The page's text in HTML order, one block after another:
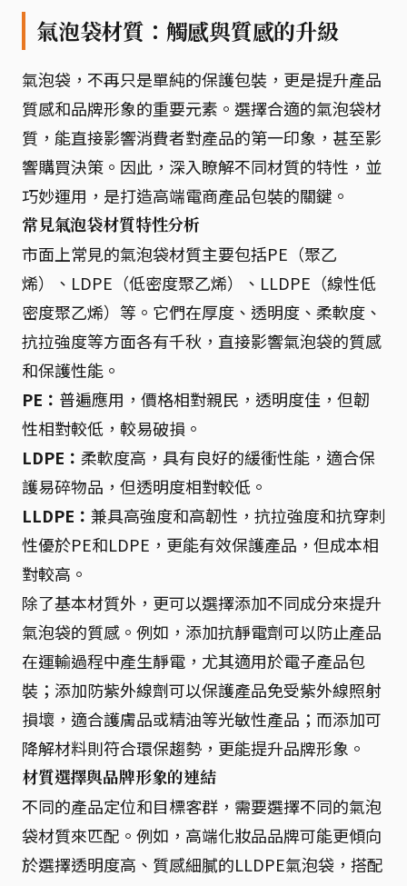
氣泡袋材質：觸感與質感的升級
氣泡袋，不再只是單純的保護包裝，更是提升產品
質感和品牌形象的重要元素。選擇合適的氣泡袋材
質，能直接影響消費者對產品的第一印象，甚至影
響購買決策。因此，深入瞭解不同材質的特性，並
巧妙運用，是打造高端電商產品包裝的關鍵。
常見氣泡袋材質特性分析
市面上常見的氣泡袋材質主要包括PE（聚乙
烯）、LDPE（低密度聚乙烯）、LLDPE（線性低
密度聚乙烯）等。它們在厚度、透明度、柔軟度、
抗拉強度等方面各有千秋，直接影響氣泡袋的質感
和保護性能。
PE： 普遍應用，價格相對親民，透明度佳，但韌
性相對較低，較易破損。
LDPE： 柔軟度高，具有良好的緩衝性能，適合保
護易碎物品，但透明度相對較低。
LLDPE： 兼具高強度和高韌性，抗拉強度和抗穿刺
性優於PE和LDPE，更能有效保護產品，但成本相
對較高。
除了基本材質外，更可以選擇添加不同成分來提升
氣泡袋的質感。例如，添加抗靜電劑可以防止產品
在運輸過程中產生靜電，尤其適用於電子產品包
裝；添加防紫外線劑可以保護產品免受紫外線照射
損壞，適合護膚品或精油等光敏性產品；而添加可
降解材料則符合環保趨勢，更能提升品牌形象。
材質選擇與品牌形象的連結
不同的產品定位和目標客群，需要選擇不同的氣泡
袋材質來匹配。例如，高端化妝品品牌可能更傾向
於選擇透明度高、質感細膩的LLDPE氣泡袋，搭配